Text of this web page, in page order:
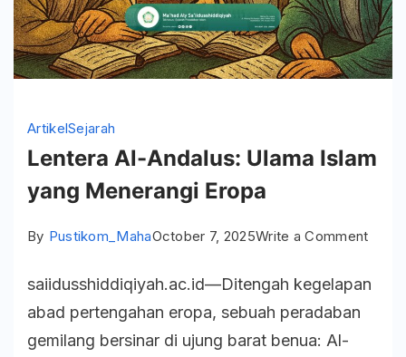
ArtikelSejarah
Lentera Al-Andalus: Ulama Islam
yang Menerangi Eropa
By Pustikom_MahaOctober 7, 2025Write a Commenton
Al-
saiidusshiddiqiyah.ac.id—Ditengah kegelapan
abad pertengahan eropa, sebuah peradaban
gemilang bersinar di ujung barat benua: Al-